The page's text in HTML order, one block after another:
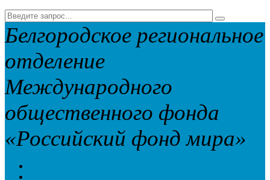
Белгородское региональное
отделение
Международного
общественного фонда
«Российский фонд мира»